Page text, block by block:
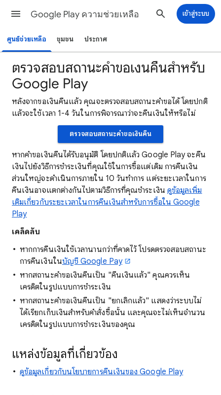
Google Play ความช่วยเหลือ เข้าสู่ระบบ
ศูนย์ช่วยเหลือ ชุมชน ประกาศ
ตรวจสอบสถานะคำขอเงินคืนสำหรับ
Google Play
หลังจากขอเงินคืนแล้ว คุณจะตรวจสอบสถานะคำขอได้ โดยปกติ
แล้วจะใช้เวลา 1-4 วันในการพิจารณาว่าจะคืนเงินให้หรือไม่
ตรวจสอบสถานะคําขอเงินคืน
หากคำขอเงินคืนได้รับอนุมัติ โดยปกติแล้ว Google Play จะคืน
เงินไปยังวิธีการชำระเงินที่คุณใช้ในการซื้อแต่เดิม การคืนเงิน
ส่วนใหญ่จะดำเนินการภายใน 10 วันทำการ แต่ระยะเวลาในการ
คืนเงินอาจแตกต่างกันไปตามวิธีการที่คุณชำระเงิน ดูข้อมูลเพิ่ม
เติมเกี่ยวกับระยะเวลาในการคืนเงินสำหรับการซื้อใน Google
Play
เคล็ดลับ
หากการคืนเงินใช้เวลานานกว่าที่คาดไว้ โปรดตรวจสอบสถานะ
การคืนเงินในบัญชี Google Pay
หากสถานะคำขอเงินคืนเป็น "คืนเงินแล้ว" คุณควรเห็น
เครดิตในรูปแบบการชำระเงิน
หากสถานะคำขอเงินคืนเป็น "ยกเลิกแล้ว" แสดงว่าระบบไม่
ได้เรียกเก็บเงินสำหรับคำสั่งซื้อนั้น และคุณจะไม่เห็นจำนวน
เครดิตในรูปแบบการชำระเงินของคุณ
แหล่งข้อมูลที่เกี่ยวข้อง
ดูข้อมูลเกี่ยวกับนโยบายการคืนเงินของ Google Play